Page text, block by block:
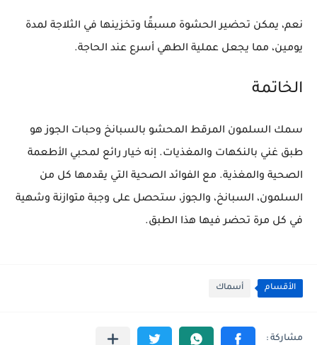
نعم، يمكن تحضير الحشوة مسبقًا وتخزينها في الثلاجة لمدة
يومين، مما يجعل عملية الطهي أسرع عند الحاجة.
الخاتمة
سمك السلمون المرقط المحشو بالسبانخ وحبات الجوز هو
طبق غني بالنكهات والمغذيات. إنه خيار رائع لمحبي الأطعمة
الصحية والمغذية. مع الفوائد الصحية التي يقدمها كل من
السلمون، السبانخ، والجوز، ستحصل على وجبة متوازنة وشهية
في كل مرة تحضر فيها هذا الطبق.
الأقسام أسماك